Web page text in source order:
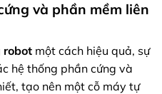
và phần mềm liên
robot một cách hiệu quả, sự
hệ thống phần cứng và
tạo nên một cỗ máy tự